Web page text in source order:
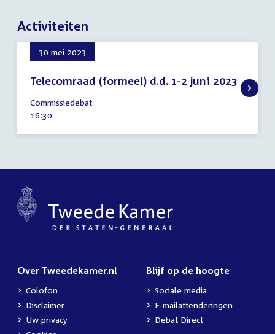
Activiteiten
30 mei 2023
Telecomraad (formeel) d.d. 1-2 juni 2023
mei
2023
Commissiedebat
Tijd
16:30
Over Tweedekamer.nl
Colofon
Disclaimer
Uw privacy
Blijf op de hoogte
Sociale media
E-mailattenderingen
Debat Direct